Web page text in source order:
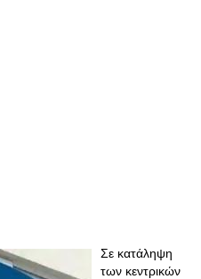
Σε κατάληψη
των κεντρικών